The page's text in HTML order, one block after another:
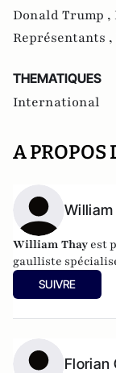
Donald Trump ,
Représentants ,
THEMATIQUES
International
A PROPOS
William Thay est
gaulliste
SUIVRE
Florian